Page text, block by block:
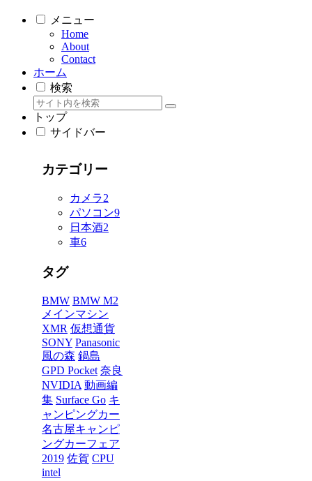
メニュー
Home
About
Contact
ホーム
検索
トップ
サイドバー
カテゴリー
カメラ2
パソコン9
日本酒2
車6
タグ
BMW BMW M2
メインマシン
XMR 仮想通貨
SONY Panasonic
風の森 鍋島
GPD Pocket 奈良
NVIDIA 動画編
集 Surface Go キ
ャンピングカー
名古屋キャンピ
ングカーフェア
2019 佐賀 CPU
intel